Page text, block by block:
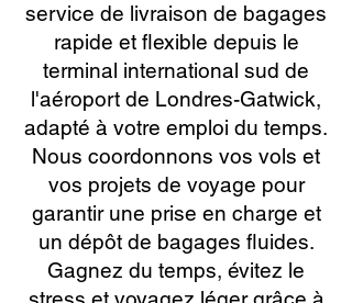
service de livraison de bagages
rapide et flexible depuis le
terminal international sud de
l'aéroport de Londres-Gatwick,
adapté à votre emploi du temps.
Nous coordonnons vos vols et
vos projets de voyage pour
garantir une prise en charge et
un dépôt de bagages fluides.
Gagnez du temps, évitez le